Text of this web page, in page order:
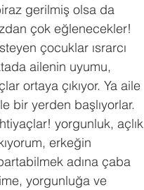
gerilmiş olsa da
çok eğlenecekler!
çocuklar ısrarcı
ailenin uyumu,
ortaya çıkıyor. Ya aile
bir yerden başlıyorlar.
yorgunluk, açlık
erkeğin
adına çaba
yorgunluğa ve